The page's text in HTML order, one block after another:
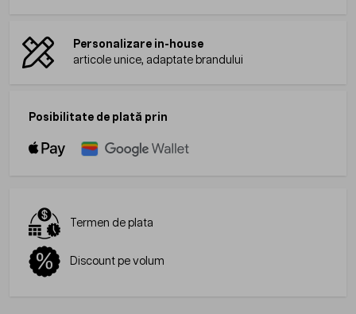
Personalizare in-house
articole unice, adaptate brandului
Posibilitate de plată prin
Termen de plata
Discount pe volum